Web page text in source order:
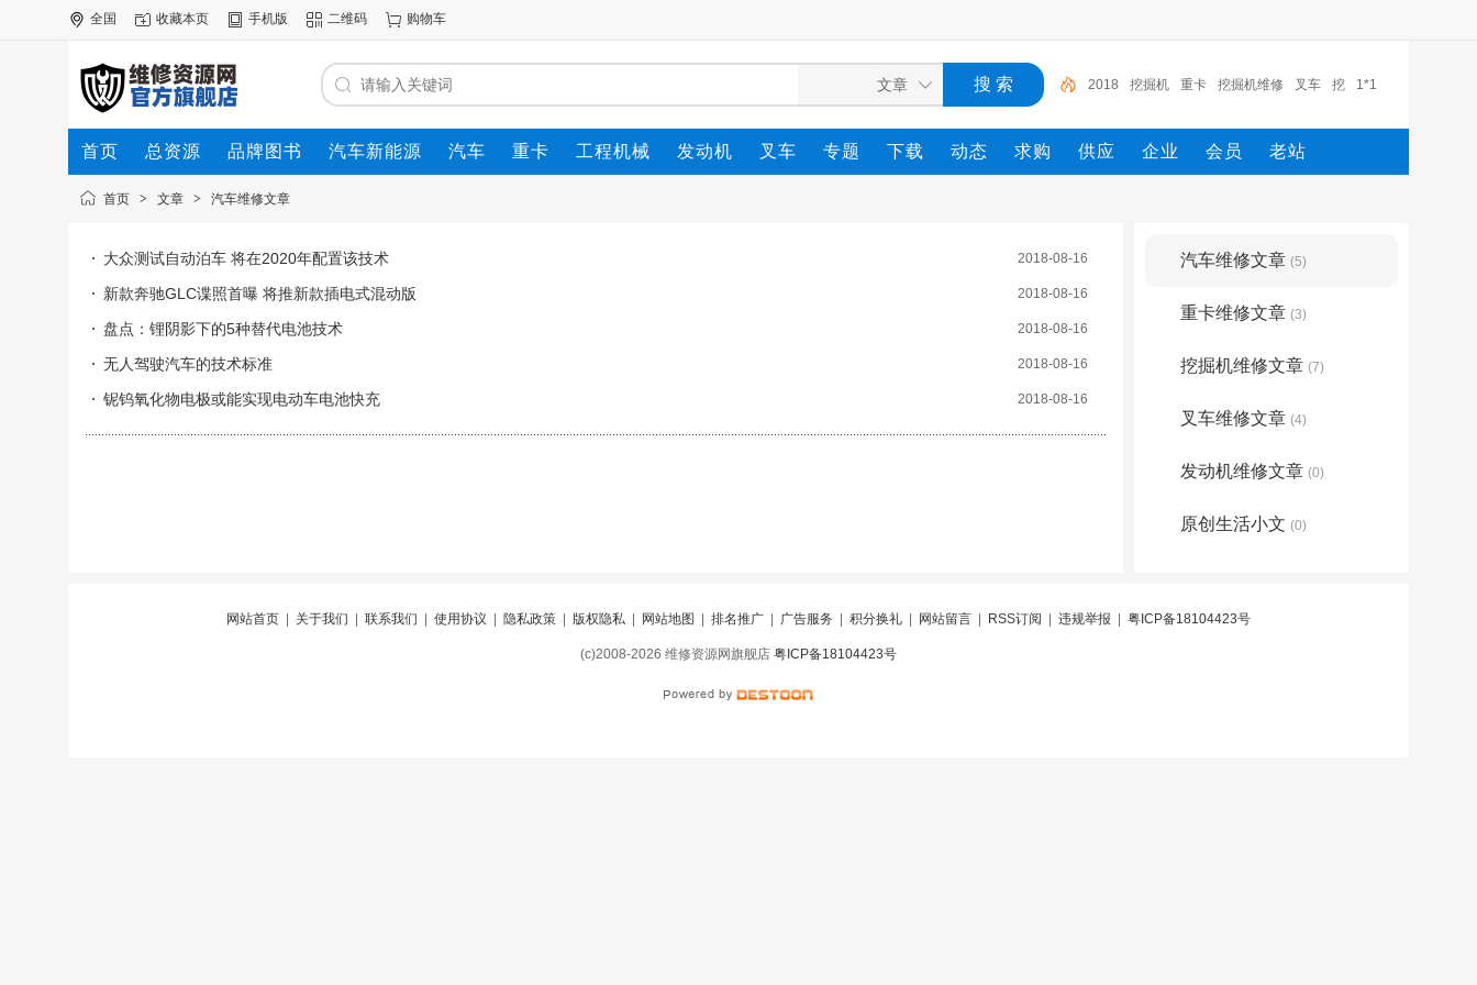
全国 收藏本页 手机版 二维码 购物车
2018 挖掘机 重卡 挖掘机维修 叉车 挖 1*1
首页 总资源 品牌图书 汽车新能源 汽车 重卡 工程机械 发动机 叉车 专题 下载 动态 求购 供应 企业 会员 老站
首页 > 文章 > 汽车维修文章
2018-08-16
大众测试自动泊车 将在2020年配置该技术
2018-08-16
新款奔驰GLC谍照首曝 将推新款插电式混动版
2018-08-16
盘点：锂阴影下的5种替代电池技术
2018-08-16
无人驾驶汽车的技术标准
2018-08-16
铌钨氧化物电极或能实现电动车电池快充
汽车维修文章 (5)
重卡维修文章 (3)
挖掘机维修文章 (7)
叉车维修文章 (4)
发动机维修文章 (0)
原创生活小文 (0)
网站首页 关于我们 联系我们 使用协议 隐私政策 版权隐私 网站地图 排名推广 广告服务 积分换礼 网站留言 RSS订阅 违规举报 粤ICP备18104423号
(c)2008-2026 维修资源网旗舰店 粤ICP备18104423号